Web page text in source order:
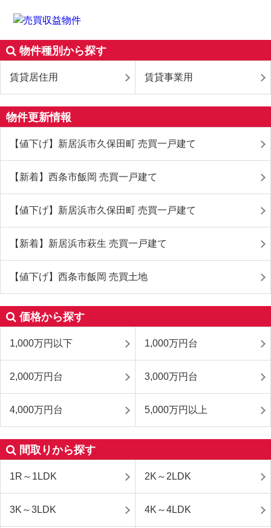
物件種別から探す
賃貸居住用 賃貸事業用
物件更新情報
【値下げ】新居浜市久保田町 売買一戸建て
【新着】西条市飯岡 売買一戸建て
【値下げ】新居浜市久保田町 売買一戸建て
【新着】新居浜市萩生 売買一戸建て
【値下げ】西条市飯岡 売買土地
価格から探す
1,000万円以下 1,000万円台
2,000万円台 3,000万円台
4,000万円台 5,000万円以上
間取りから探す
1R～1LDK 2K～2LDK
3K～3LDK 4K～4LDK